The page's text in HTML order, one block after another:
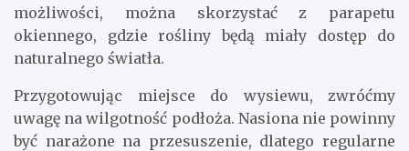
możliwości, można skorzystać z parapetu
okiennego, gdzie rośliny będą miały dostęp do
naturalnego światła.
Przygotowując miejsce do wysiewu, zwróćmy
uwagę na wilgotność podłoża. Nasiona nie powinny
być narażone na przesuszenie, dlatego regularne